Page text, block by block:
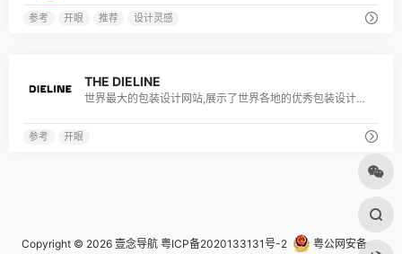
参考 开眼 推荐 设计灵感
THE DIELINE
世界最大的包装设计网站,展示了世界各地的优秀包装设计作品
参考 开眼
Copyright © 2026 壹念导航 粤ICP备2020133131号-2 粤公网安备